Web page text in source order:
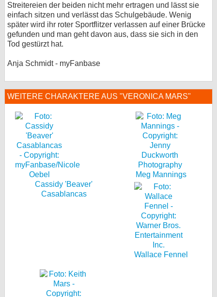
Streitereien der beiden nicht mehr ertragen und lässt sie
einfach sitzen und verlässt das Schulgebäude. Wenig
später wird ihr roter Sportflitzer verlassen auf einer Brücke
gefunden und man geht davon aus, dass sie sich in den
Tod gestürzt hat.
Anja Schmidt - myFanbase
WEITERE CHARAKTERE AUS "VERONICA MARS"
Cassidy 'Beaver'
Casablancas
Meg Mannings
Wallace Fennel